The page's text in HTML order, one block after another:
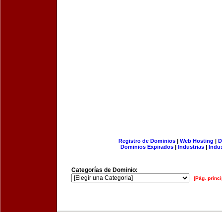
Registro de Dominios| Web Hosting |
Dominios Expirados | Industrias |
Categorías de Dominio:
[Pág.